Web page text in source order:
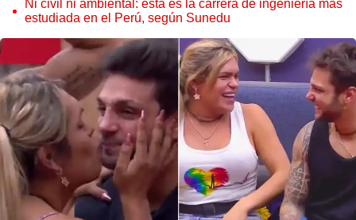
Ni civil ni ambiental: esta es la carrera de ingeniería más
estudiada en el Perú, según Sunedu